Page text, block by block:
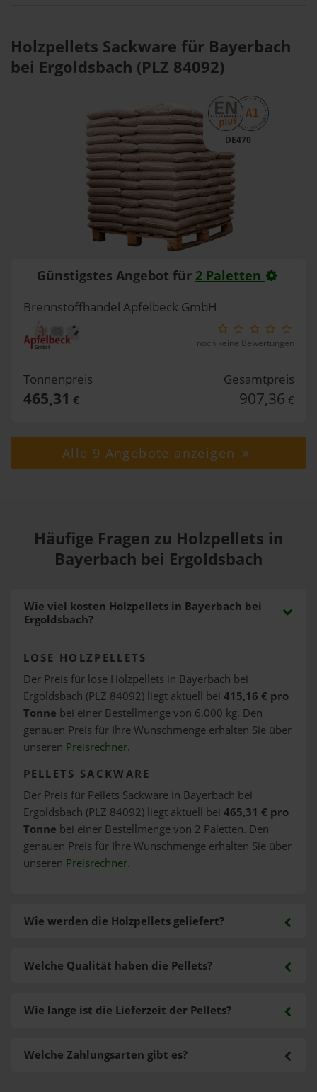
Holzpellets Sackware für Bayerbach
bei Ergoldsbach (PLZ 84092)
DE470
Günstigstes Angebot für 2 Paletten
Brennstoffhandel Apfelbeck GmbH
noch keine Bewertungen
Tonnenpreis
465,31 €
Gesamtpreis
907,36 €
Alle 9 Angebote anzeigen
Häufige Fragen zu Holzpellets in
Bayerbach bei Ergoldsbach
Wie viel kosten Holzpellets in Bayerbach bei
Ergoldsbach?
LOSE HOLZPELLETS
Der Preis für lose Holzpellets in Bayerbach bei
Ergoldsbach (PLZ 84092) liegt aktuell bei 415,16 € pro
Tonne bei einer Bestellmenge von 6.000 kg. Den
genauen Preis für Ihre Wunschmenge erhalten Sie über
unseren Preisrechner.
PELLETS SACKWARE
Der Preis für Pellets Sackware in Bayerbach bei
Ergoldsbach (PLZ 84092) liegt aktuell bei 465,31 € pro
Tonne bei einer Bestellmenge von 2 Paletten. Den
genauen Preis für Ihre Wunschmenge erhalten Sie über
unseren Preisrechner.
Wie werden die Holzpellets geliefert?
Welche Zahlungsarten gibt es?
Welche Qualität haben die Pellets?
Wie lange ist die Lieferzeit der Pellets?